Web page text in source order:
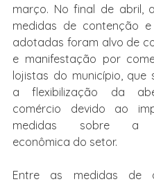
março. No final de abril,
medidas de contenção
adotadas foram alvo de
e manifestação por
lojistas do município, que
a flexibilização da
comércio devido ao
medidas sobre a
econômica do setor.
Entre as medidas de